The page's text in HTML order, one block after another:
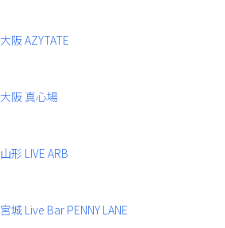
大阪 AZYTATE
大阪 真心場
山形 LIVE ARB
宮城 Live Bar PENNY LANE